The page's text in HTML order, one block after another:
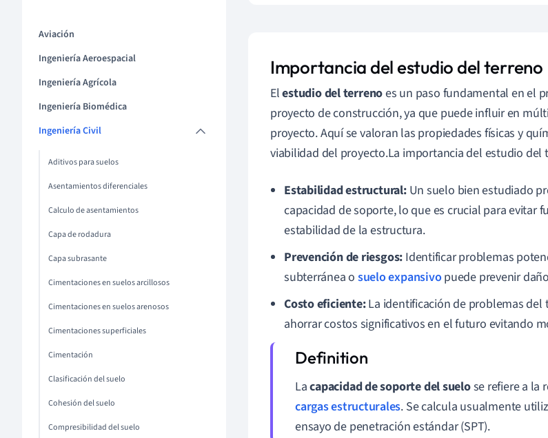
Aviación
Ingeniería Aeroespacial
Ingeniería Agrícola
Ingeniería Biomédica
Ingeniería Civil
Aditivos para suelos
Asentamientos diferenciales
Calculo de asentamientos
Capa de rodadura
Capa subrasante
Cimentaciones en suelos arcillosos
Cimentaciones en suelos arenosos
Cimentaciones superficiales
Cimentación
Clasificación del suelo
Cohesión del suelo
Compresibilidad del suelo
Importancia del estudio del terreno
Elestudio del terrenoes un paso fundamental en el
proyecto de construcción, ya que puede influir en
proyecto. Aquí se valoran las propiedades físicas y
viabilidad del proyecto.La importancia del estudio del
Estabilidad estructural:Un suelo bien estudiado
capacidad de soporte, lo que es crucial para evitar
estabilidad de la estructura.
Prevención de riesgos: Identificar problemas
subterránea o suelo expansivopuede prevenir
Costo eficiente:La identificación de problemas del
ahorrar costos significativos en el futuro evitando
Lacapacidad de soporte del suelose refiere a la
cargas estructurales. Se calcula usualmente
ensayo de penetración estándar (SPT).